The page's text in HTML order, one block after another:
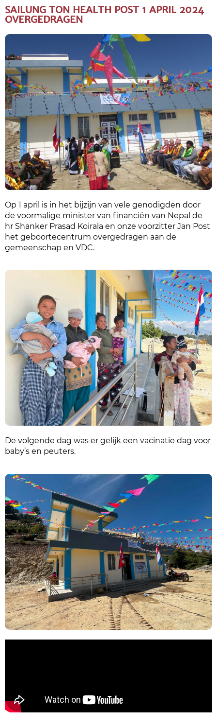
SAILUNG TON HEALTH POST 1 APRIL 2024
OVERGEDRAGEN
Op 1 april is in het bijzijn van vele genodigden door
de voormalige minister van financiën van Nepal de
hr Shanker Prasad Koirala en onze voorzitter Jan Post
het geboortecentrum overgedragen aan de
gemeenschap en VDC.
De volgende dag was er gelijk een vacinatie dag voor
baby’s en peuters.